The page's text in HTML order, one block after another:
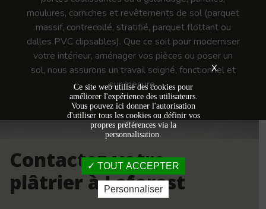
moulures, corniches et revêtements de sol (parquet
massif, contrecollé, stratifié, parquet flottant ou
dalles PVC clipsables). Que ce soit pour moderniser
votre intérieur, aménager vos pièces ou poser un
sol, nous assurons un travail soigné, fonctionnel et
sur mesure.
Contactez votre
plâtrier à Leforest
X
Ce site web utilise des cookies pour
améliorer l'expérience des utilisateurs.
Vous pouvez ici donner l'autorisation
d'utiliser tous les cookies ou définir vos
propres préférences via la
personnalisation.
TOUT ACCEPTER
Personnaliser